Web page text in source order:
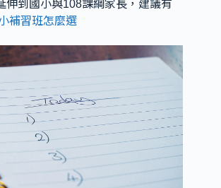
伸到國小與108課綱家長，建議有
補習班怎麼選